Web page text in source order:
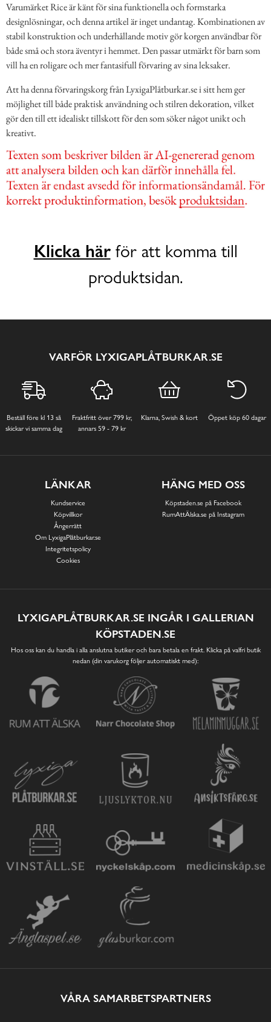
Varumärket Rice är känt för sina funktionella och formstarka
designlösningar, och denna artikel är inget undantag. Kombinationen av
stabil konstruktion och underhållande motiv gör korgen användbar för
både små och stora äventyr i hemmet. Den passar utmärkt för barn som
vill ha en roligare och mer fantasifull förvaring av sina leksaker.
Att ha denna förvaringskorg från LyxigaPlåtburkar.se i sitt hem ger
möjlighet till både praktisk användning och stilren dekoration, vilket
gör den till ett idealiskt tillskott för den som söker något unikt och
kreativt.
Klicka härför att komma till
produktsidan.
VARFÖR LYXIGAPLÅTBURKAR.SE
Beställ före kl 13 så
skickar vi samma dag
Fraktfritt över 799 kr,
annars 59 - 79 kr
Klarna, Swish & kort Öppet köp 60 dagar
LÄNKAR
Kundservice
Köpvillkor
Ångerrätt
Om LyxigaPlåtburkar.se
Integritetspolicy
Cookies
HÄNG MED OSS
Köpstaden.se på Facebook
RumAttÄlska.se på Instagram
LYXIGAPLÅTBURKAR.SE INGÅR I GALLERIAN
KÖPSTADEN.SE
Hos oss kan du handla i alla anslutna butiker och bara betala en frakt. Klicka på valfri butik
nedan (din varukorg följer automatiskt med):
VÅRA SAMARBETSPARTNERS